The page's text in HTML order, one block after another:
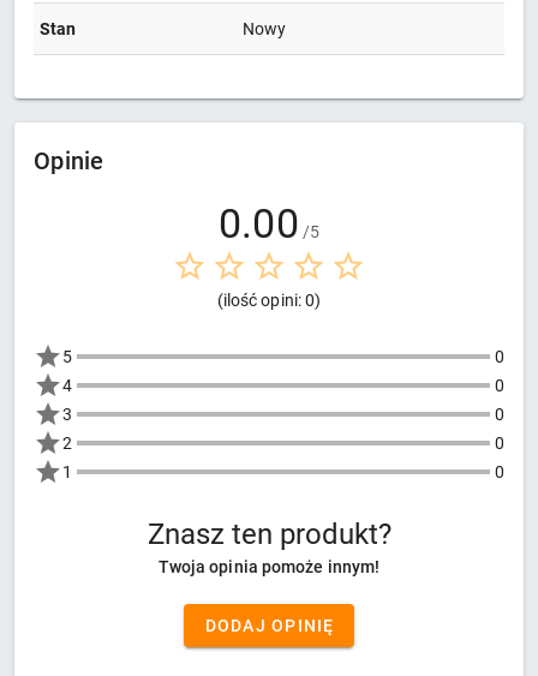
Stan Nowy
Opinie
0.00 /5
(ilość opini: 0)
5
0
4
0
3
0
2
0
1
0
Znasz ten produkt?
Twoja opinia pomoże innym!
DODAJ OPINIĘ